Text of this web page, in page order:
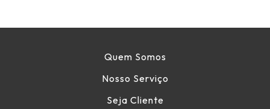
Quem Somos
Nosso Serviço
Seja Cliente